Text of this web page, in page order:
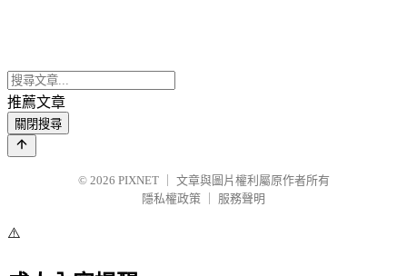
推薦文章
關閉搜尋
© 2026 PIXNET
文章與圖片權利屬原作者所有
隱私權政策
服務聲明
⚠️